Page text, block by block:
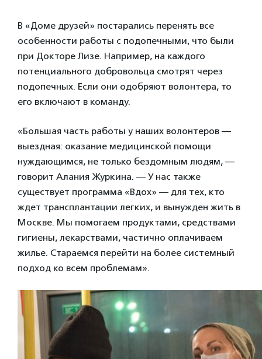
В «Доме друзей» постарались перенять все
особенности работы с подопечными, что были
при Докторе Лизе. Например, на каждого
потенциального добровольца смотрят через
подопечных. Если они одобряют волонтера, то
его включают в команду.
«Большая часть работы у наших волонтеров —
выездная: оказание медицинской помощи
нуждающимся, не только бездомным людям, —
говорит Алания Журкина. — У нас также
существует программа «Вдох» — для тех, кто
ждет трансплантации легких, и вынужден жить в
Москве. Мы помогаем продуктами, средствами
гигиены, лекарствами, частично оплачиваем
жилье. Стараемся перейти на более системный
подход ко всем проблемам».